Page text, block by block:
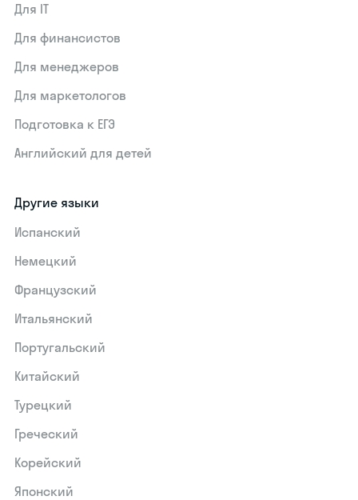
Для IT
Для финансистов
Для менеджеров
Для маркетологов
Подготовка к ЕГЭ
Английский для детей
Другие языки
Испанский
Немецкий
Французский
Итальянский
Португальский
Китайский
Турецкий
Греческий
Корейский
Японский